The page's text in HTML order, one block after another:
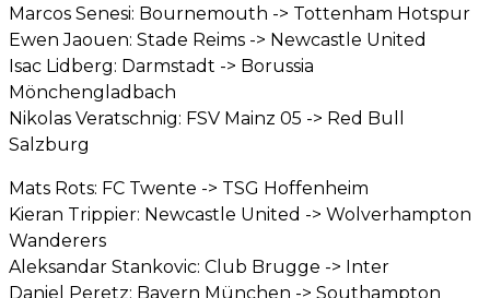
Marcos Senesi: Bournemouth -> Tottenham Hotspur
Ewen Jaouen: Stade Reims -> Newcastle United
Isac Lidberg: Darmstadt -> Borussia
Mönchengladbach
Nikolas Veratschnig: FSV Mainz 05 -> Red Bull
Salzburg
Mats Rots: FC Twente -> TSG Hoffenheim
Kieran Trippier: Newcastle United -> Wolverhampton
Wanderers
Aleksandar Stankovic: Club Brugge -> Inter
Daniel Peretz: Bayern München -> Southampton